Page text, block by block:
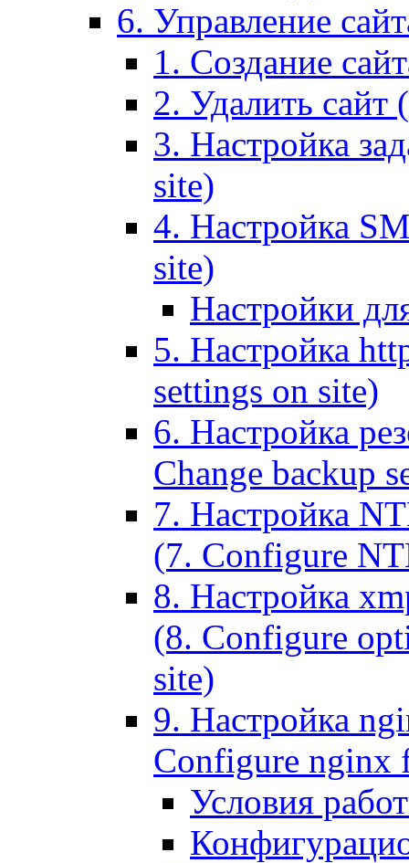
6. Управление
1. Создание
2. Удалить сайт
3. Настройка
site)
4. Настройка
site)
Настройки
5. Настройка
settings on site)
6. Настройка
Change backup
7. Настройка
(7. Configure
8. Настройка
(8. Configure
site)
9. Настройка
Configure nginx
Условия